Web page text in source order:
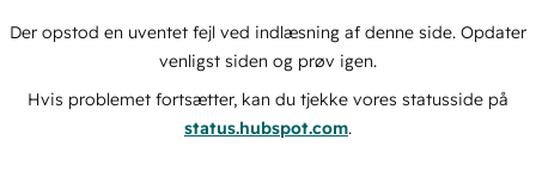
Der opstod en uventet fejl ved indlæsning af denne side. Opdater
venligst siden og prøv igen.
Hvis problemet fortsætter, kan du tjekke vores statusside på
status.hubspot.com.